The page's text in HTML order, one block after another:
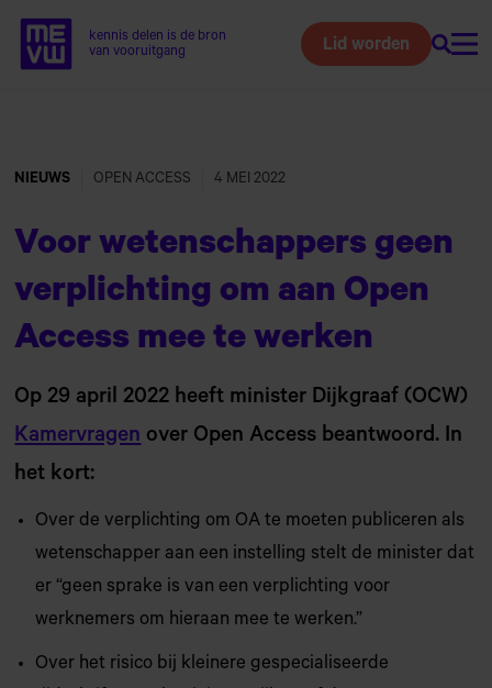
Naar
Home van MEVW
kennis delen is de bron
van vooruitgang
Lid worden
Voor wetenschappers geen
verplichting om aan Open
Access mee te werken
NIEUWS OPEN ACCESS 4 MEI 2022
Op 29 april 2022 heeft minister Dijkgraaf (OCW)
Kamervragenover Open Access beantwoord. In
het kort:
Over de verplichting om OA te moeten publiceren als
wetenschapper aan een instelling stelt de minister dat
er “geen sprake is van een verplichting voor
werknemers om hieraan mee te werken.”
Over het risico bij kleinere gespecialiseerde